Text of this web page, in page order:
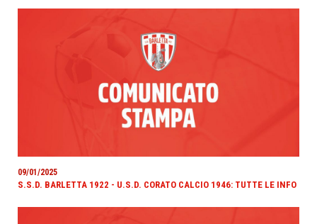
09/01/2025
S.S.D. BARLETTA 1922 - U.S.D. CORATO CALCIO 1946: TUTTE LE INFO